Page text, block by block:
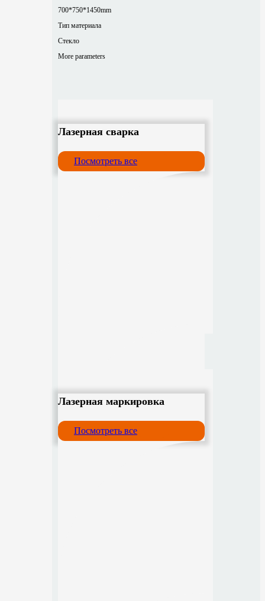
700*750*1450mm
Тип материала
Стекло
More parameters
Лазерная сварка
Посмотреть все
Лазерная маркировка
Посмотреть все